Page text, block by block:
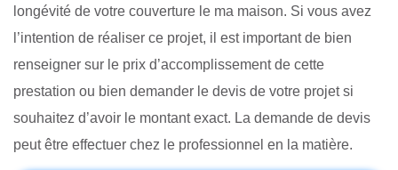
longévité de votre couverture le ma maison. Si vous avez
l’intention de réaliser ce projet, il est important de bien
renseigner sur le prix d’accomplissement de cette
prestation ou bien demander le devis de votre projet si
souhaitez d’avoir le montant exact. La demande de devis
peut être effectuer chez le professionnel en la matière.